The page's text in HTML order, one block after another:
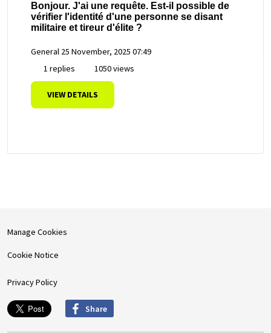
Bonjour. J'ai une requête. Est-il possible de
vérifier l'identité d'une personne se disant
militaire et tireur d'élite ?
General 25 November, 2025 07:49
1 replies
1050 views
VIEW DETAILS
Manage Cookies
Cookie Notice
Privacy Policy
Share